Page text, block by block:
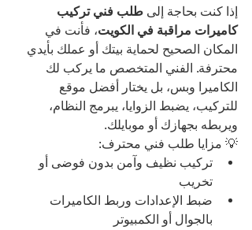
إذا كنت بحاجة إلى طلب فني تركيب
كاميرات مراقبة في الكويت، فأنت في
المكان الصحيح لحماية بيتك أو عملك بأيدي
محترفة. الفني المتخصص ما يركب لك
الكاميرا وبس، بل يختار أفضل موقع
للتركيب، يضبط الزوايا، يبرمج النظام،
ويربطه بجهازك أو موبايلك.
💡 مزايا طلب فني محترف:
تركيب نظيف وآمن بدون فوضى أو
تخريب
ضبط الإعدادات وربط الكاميرات
بالجوال أو الكمبيوتر